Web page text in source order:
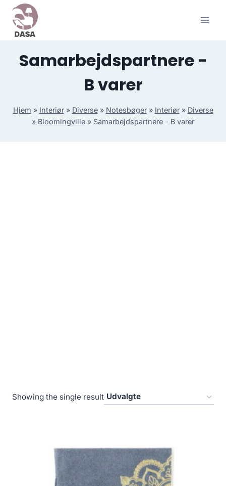
Skip
content
Samarbejdspartnere -
B varer
Hjem » Interiør» Diverse» Notesbøger» Interiør» Diverse
» Bloomingville » Samarbejdspartnere - B varer
Showing the single result